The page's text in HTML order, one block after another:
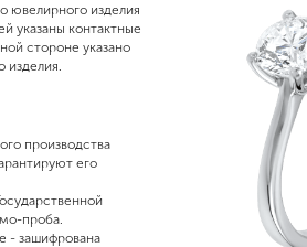
ювелирного изделия
указаны контактные
стороне указано
изделия.
производства
его
проба.
- зашифрована